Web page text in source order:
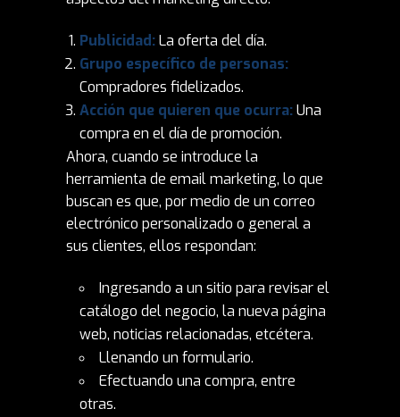
Publicidad:La oferta del día.
Grupo específico de personas:
Compradores fidelizados.
Acción que quieren que ocurra:Una
compra en el día de promoción.
Ahora, cuando se introduce la
herramienta de email marketing, lo que
buscan es que, por medio de un correo
electrónico personalizado o general a
sus clientes, ellos respondan:
Ingresando a un sitio para revisar el
catálogo del negocio, la nueva página
web, noticias relacionadas, etcétera.
Llenando un formulario.
Efectuando una compra, entre
otras.